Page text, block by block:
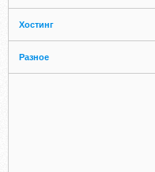
Хостинг
Разное